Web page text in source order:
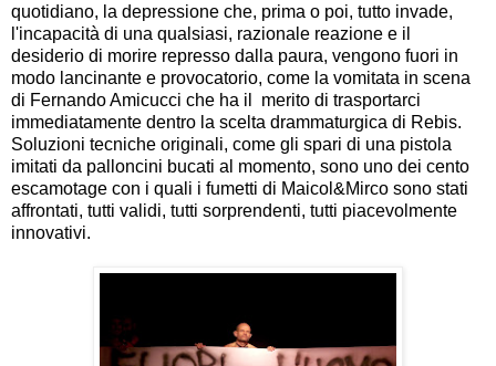
quotidiano, la depressione che, prima o poi, tutto invade,
l'incapacità di una qualsiasi, razionale reazione e il
desiderio di morire represso dalla paura, vengono fuori in
modo lancinante e provocatorio, come la vomitata in scena
di Fernando Amicucci che ha il merito di trasportarci
immediatamente dentro la scelta drammaturgica di Rebis.
Soluzioni tecniche originali, come gli spari di una pistola
imitati da palloncini bucati al momento, sono uno dei cento
escamotage con i quali i fumetti di Maicol&Mirco sono stati
affrontati, tutti validi, tutti sorprendenti, tutti piacevolmente
innovativi.